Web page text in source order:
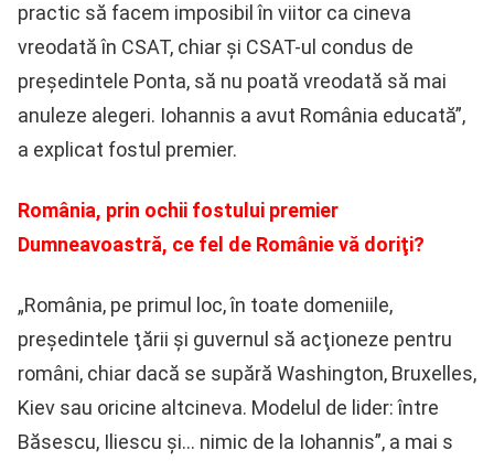
practic să facem imposibil în viitor ca cineva
vreodată în CSAT, chiar şi CSAT-ul condus de
preşedintele Ponta, să nu poată vreodată să mai
anuleze alegeri. Iohannis a avut România educată”,
a explicat fostul premier.
România, prin ochii fostului premier
Dumneavoastră, ce fel de Românie vă doriţi?
„România, pe primul loc, în toate domeniile,
preşedintele ţării şi guvernul să acţioneze pentru
români, chiar dacă se supără Washington, Bruxelles,
Kiev sau oricine altcineva. Modelul de lider: între
Băsescu, Iliescu și… nimic de la Iohannis”, a mai s